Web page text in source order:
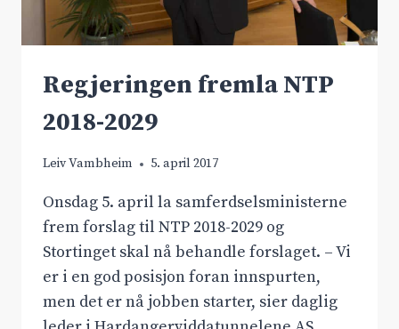
Regjeringen fremla NTP
2018-2029
Leiv Vambheim 5. april 2017
Onsdag 5. april la samferdselsministerne
frem forslag til NTP 2018-2029 og
Stortinget skal nå behandle forslaget. – Vi
er i en god posisjon foran innspurten,
men det er nå jobben starter, sier daglig